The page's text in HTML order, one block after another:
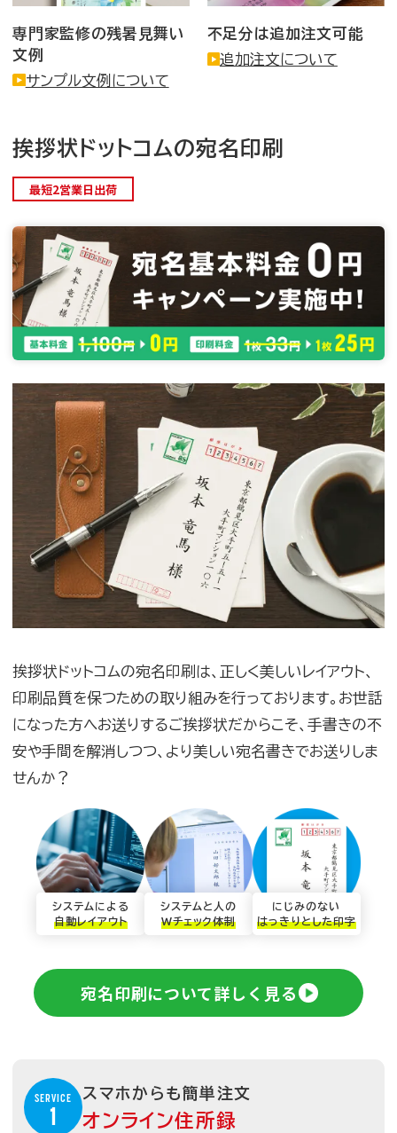
専門家監修の残暑見舞い
文例
サンプル文例について
不足分は追加注文可能
追加注文について
挨拶状ドットコムの宛名印刷
最短2営業日出荷
挨拶状ドットコムの宛名印刷は、正しく美しいレイアウト、
印刷品質を保つための取り組みを行っております。お世話
になった方へお送りするご挨拶状だからこそ、手書きの不
安や手間を解消しつつ、より美しい宛名書きでお送りしま
せんか？
システムによる
自動レイアウト
システムと人の
Wチェック体制
にじみのない
はっきりとした印字
宛名印刷について詳しく見る
SERVICE
1
スマホからも簡単注文
オンライン住所録